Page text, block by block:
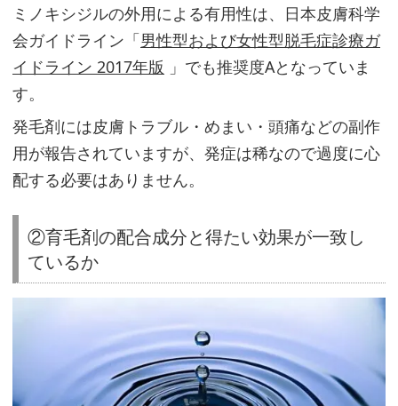
髪
の
成
を
促
進
せ
る
成
ミノキシジルの外用による有用性は、日本皮膚科学
会ガイドライン「男性型および女性型脱毛症診療ガ
イドライン 2017年版 」でも推奨度Aとなっていま
す。
発毛剤には皮膚トラブル・めまい・頭痛などの副作
用が報告されていますが、発症は稀なので過度に心
配する必要はありません。
②育毛剤の配合成分と得たい効果が一致し
ているか